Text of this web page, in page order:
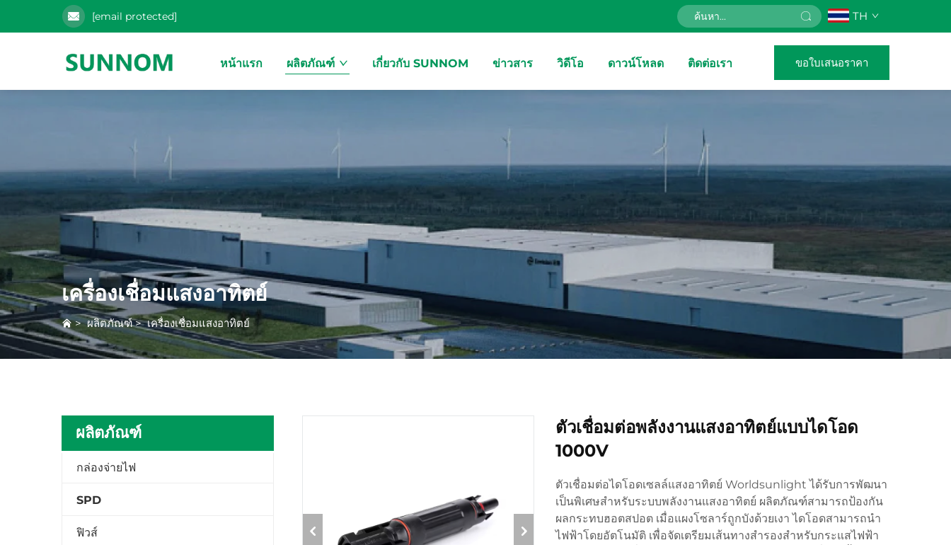
[email protected] TH
หน้าแรก ผลิตภัณฑ์ เกี่ยวกับ SUNNOM ข่าวสาร วิดีโอ ดาวน์โหลด ติดต่อเรา ขอใบเสนอราคา
เครื่องเชื่อมแสงอาทิตย์
>ผลิตภัณฑ์>เครื่องเชื่อมแสงอาทิตย์
ผลิตภัณฑ์
กล่องจ่ายไฟ
SPD
ฟิวส์
ตัวเชื่อมต่อพลังงานแสงอาทิตย์แบบไดโอด
1000V
ตัวเชื่อมต่อไดโอดเซลล์แสงอาทิตย์ Worldsunlight ได้รับการพัฒนา
เป็นพิเศษสำหรับระบบพลังงานแสงอาทิตย์ ผลิตภัณฑ์สามารถป้องกัน
ผลกระทบฮอตสปอต เมื่อแผงโซลาร์ถูกบังด้วยเงา ไดโอดสามารถนำ
ไฟฟ้าโดยอัตโนมัติ เพื่อจัดเตรียมเส้นทางสำรองสำหรับกระแสไฟฟ้า